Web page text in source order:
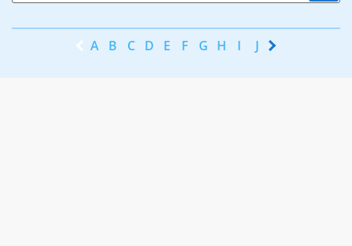
A B C D E F G H I J K